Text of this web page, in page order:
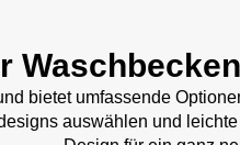
bietet umfassende
auswählen und